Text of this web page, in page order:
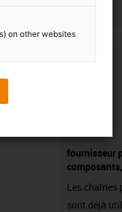
fournisseur
Les chaînes
sont déjà
on other websites